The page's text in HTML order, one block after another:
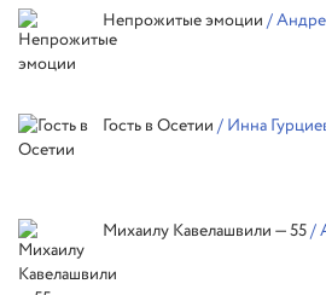
Непрожитые эмоции /
Гость в Осетии / Инна
Михаилу Кавелашвили — 55/